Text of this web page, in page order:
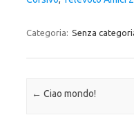
Categoria: Senza
Navigazione articolo
← Ciao mondo!